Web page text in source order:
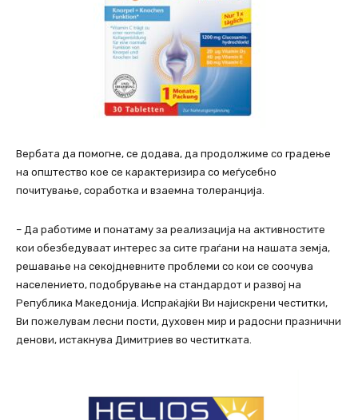
Вербата да помогне, се додава, да продолжиме со градење
на општество кое се карактеризира со меѓусебно
почитување, соработка и взаемна толеранција.
– Да работиме и понатаму за реализација на активностите
кои обезбедуваат интерес за сите граѓани на нашата земја,
решавање на секојдневните проблеми со кои се соочува
населението, подобрување на стандардот и развој на
Република Македонија. Испраќајќи Ви најискрени честитки,
Ви пожелувам лесни пости, духовен мир и радосни празнични
денови, истакнува Димитриев во честитката.